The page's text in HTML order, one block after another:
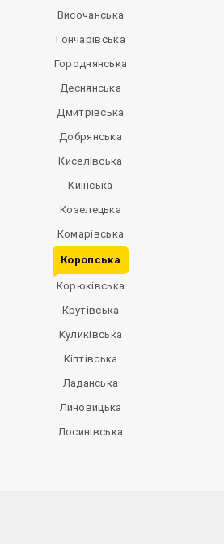
Височанська
Гончарівська
Городнянська
Деснянська
Дмитрівська
Добрянська
Киселівська
Киїнська
Козелецька
Комарівська
Коропська
Корюківська
Крутівська
Куликівська
Кіптівська
Ладанська
Линовицька
Лосинівська